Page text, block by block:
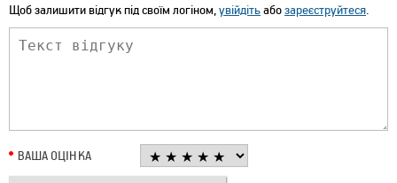
Щоб залишити відгук під своїм логіном,увійдітьабозареєструйтеся.
ВАША ОЦІНКА